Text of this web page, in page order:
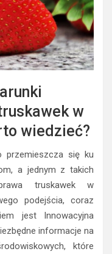
w
wiedzieć?
przemieszcza się ku
a jednym z takich
truskawek w
podejścia, coraz
jest Innowacyjna
informacje na
które